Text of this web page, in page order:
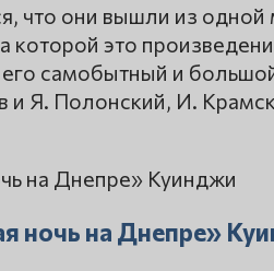
что они вышли из одной
которой это
самобытный и
и Я. Полонский, И.
ночь на Днепре»